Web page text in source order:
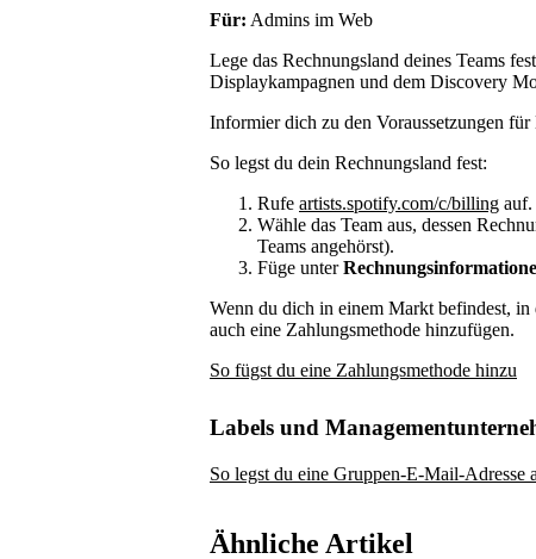
Für: Admins im Web
Lege das Rechnungsland deines Teams
Displaykampagnen und dem Discovery
Informier dich zu den Voraussetzungen
So legst du dein Rechnungsland fest:
Rufe artists.spotify.com/c/billing auf.
Wähle das Team aus, dessen
Teams angehörst).
Füge unter
Wenn du dich in einem Markt befindest,
auch eine Zahlungsmethode hinzufügen.
So fügst du eine Zahlungsmethode hinzu
Labels und
So legst du eine Gruppen-E-Mail-Adresse
Ähnliche Artikel